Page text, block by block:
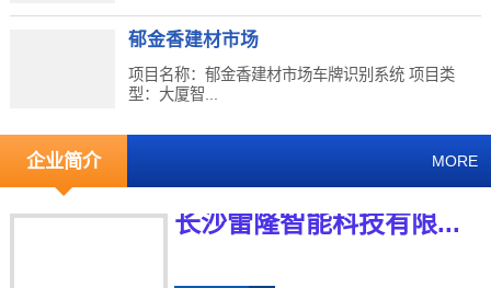
郁金香建材市场
项目名称：郁金香建材市场车牌识别系统 项目类
型：大厦智...
企业简介 MORE
长沙雷隆智能科技有限...